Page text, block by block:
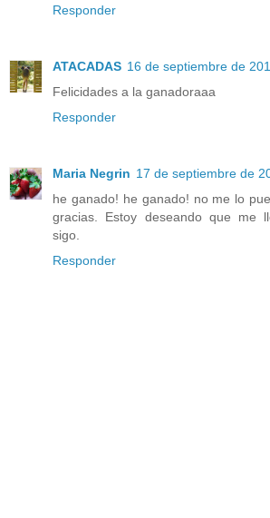
Responder
ATACADAS 16 de septiembre de
Felicidades a la ganadoraaa
Responder
Maria Negrin 17 de septiembre de
he ganado! he ganado! no me lo
gracias. Estoy deseando que me
sigo.
Responder